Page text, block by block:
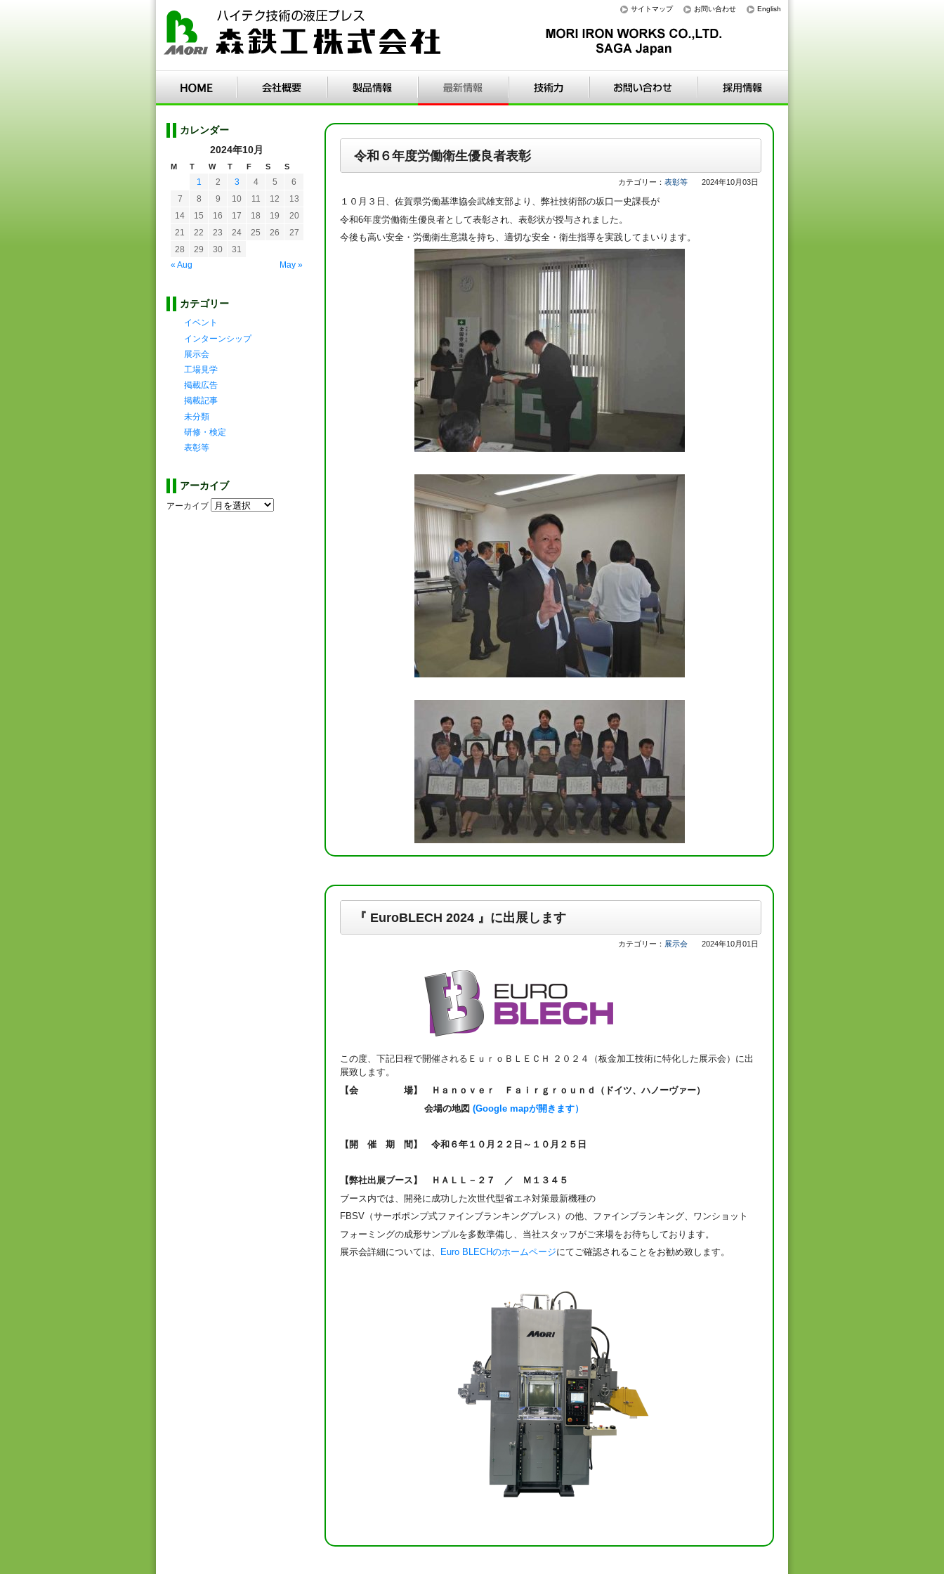
サイトマップ お問い合わせ English
令和６年度労働衛生優良者表彰
カテゴリー： 表彰等 2024年10月03日
１０月３日、佐賀県労働基準協会武雄支部より、弊社技術部の坂口一史課長が
令和6年度労働衛生優良者として表彰され、表彰状が授与されました。
今後も高い安全・労働衛生意識を持ち、適切な安全・衛生指導を実践してまいります。
『 EuroBLECH 2024 』に出展します
カテゴリー： 展示会 2024年10月01日
この度、下記日程で開催されるＥｕｒｏＢＬＥＣＨ ２０２４（板金加工技術に特化した展示会）に出
展致します。
【会 場】 Ｈａｎｏｖｅｒ Ｆａｉｒｇｒｏｕｎｄ（ドイツ、ハノーヴァー）
会場の地図 (Google mapが開きます）
【開 催 期 間】 令和６年１０月２２日～１０月２５日
【弊社出展ブース】 ＨＡＬＬ－２７ ／ Ｍ１３４５
ブース内では、開発に成功した次世代型省エネ対策最新機種の
FBSV（サーボポンプ式ファインブランキングプレス）の他、ファインブランキング、ワンショット
フォーミングの成形サンプルを多数準備し、当社スタッフがご来場をお待ちしております。
展示会詳細については、
Euro BLECHのホームページにてご確認されることをお勧め致します。
カレンダー
2024年10月
M T W T F S S
« Aug May »
1 2 3 4 5
6
7
8 9 10 11 12
13
14
15 16 17 18 19
20
21
22 23 24 25 26
27
28
29 30 31
カテゴリー
イベント
インターンシップ
展示会
工場見学
掲載広告
掲載記事
未分類
研修・検定
表彰等
アーカイブ
アーカイブ